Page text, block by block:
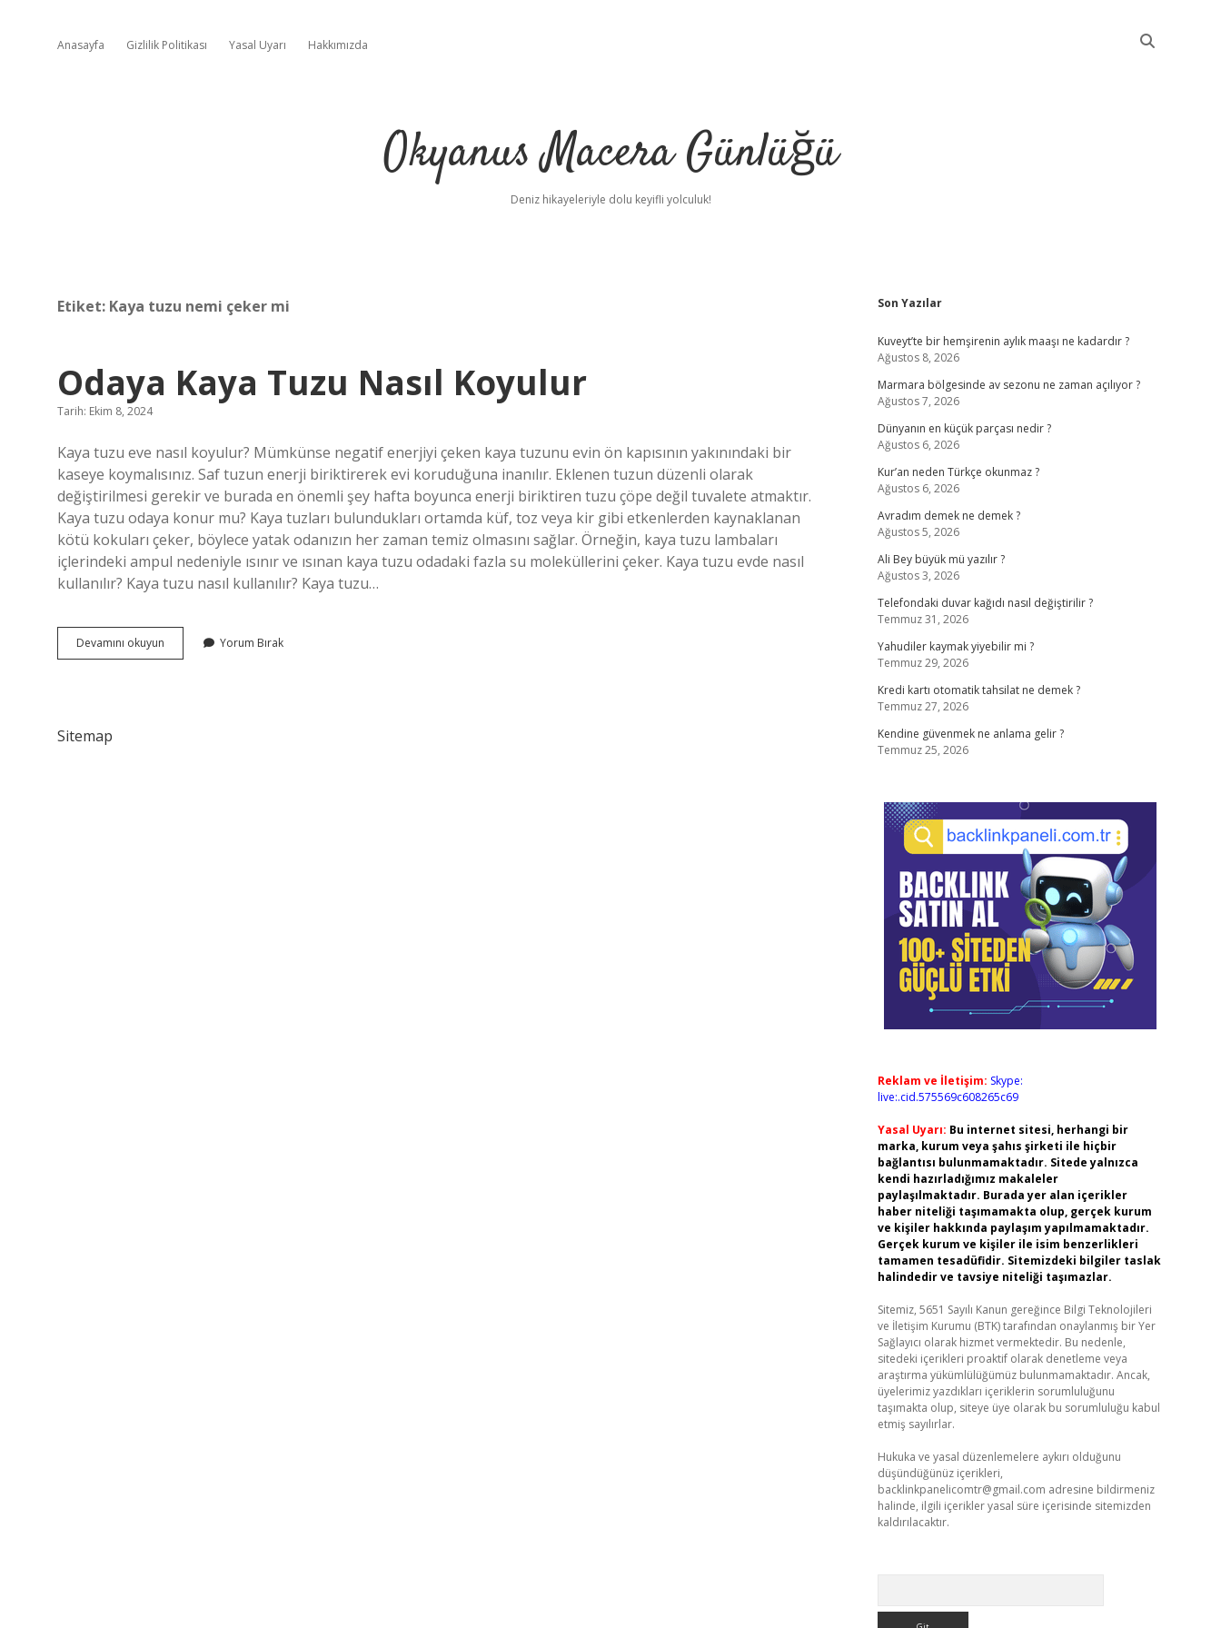
Anasayfa Gizlilik Politikası Yasal Uyarı Hakkımızda
Okyanus Macera Günlüğü
Deniz hikayeleriyle dolu keyifli yolculuk!
Etiket: Kaya tuzu nemi çeker mi
Odaya Kaya Tuzu Nasıl Koyulur
Tarih: Ekim 8, 2024
Kaya tuzu eve nasıl koyulur? Mümkünse negatif enerjiyi çeken kaya tuzunu evin ön kapısının yakınındaki bir
kaseye koymalısınız. Saf tuzun enerji biriktirerek evi koruduğuna inanılır. Eklenen tuzun düzenli olarak
değiştirilmesi gerekir ve burada en önemli şey hafta boyunca enerji biriktiren tuzu çöpe değil tuvalete atmaktır.
Kaya tuzu odaya konur mu? Kaya tuzları bulundukları ortamda küf, toz veya kir gibi etkenlerden kaynaklanan
kötü kokuları çeker, böylece yatak odanızın her zaman temiz olmasını sağlar. Örneğin, kaya tuzu lambaları
içlerindeki ampul nedeniyle ısınır ve ısınan kaya tuzu odadaki fazla su moleküllerini çeker. Kaya tuzu evde nasıl
kullanılır? Kaya tuzu nasıl kullanılır? Kaya tuzu…
Devamını okuyun
Kaya
Yorum Bırak
Sitemap
Sidebar
Son Yazılar
Kuveyt’te bir hemşirenin aylık maaşı ne kadardır ?
Ağustos 8, 2026
Marmara bölgesinde av sezonu ne zaman açılıyor ?
Ağustos 7, 2026
Dünyanın en küçük parçası nedir ?
Ağustos 6, 2026
Kur’an neden Türkçe okunmaz ?
Ağustos 6, 2026
Avradım demek ne demek ?
Ağustos 5, 2026
Ali Bey büyük mü yazılır ?
Ağustos 3, 2026
Telefondaki duvar kağıdı nasıl değiştirilir ?
Temmuz 31, 2026
Yahudiler kaymak yiyebilir mi ?
Temmuz 29, 2026
Kredi kartı otomatik tahsilat ne demek ?
Temmuz 27, 2026
Kendine güvenmek ne anlama gelir ?
Temmuz 25, 2026
Reklam ve İletişim: Skype:
live:.cid.575569c608265c69
Yasal Uyarı: Bu internet sitesi, herhangi bir
marka, kurum veya şahıs şirketi ile hiçbir
bağlantısı bulunmamaktadır. Sitede yalnızca
kendi hazırladığımız makaleler
paylaşılmaktadır. Burada yer alan içerikler
haber niteliği taşımamakta olup, gerçek kurum
ve kişiler hakkında paylaşım yapılmamaktadır.
Gerçek kurum ve kişiler ile isim benzerlikleri
tamamen tesadüfidir. Sitemizdeki bilgiler taslak
halindedir ve tavsiye niteliği taşımazlar.
Sitemiz, 5651 Sayılı Kanun gereğince Bilgi Teknolojileri
ve İletişim Kurumu (BTK) tarafından onaylanmış bir Yer
Sağlayıcı olarak hizmet vermektedir. Bu nedenle,
sitedeki içerikleri proaktif olarak denetleme veya
araştırma yükümlülüğümüz bulunmamaktadır. Ancak,
üyelerimiz yazdıkları içeriklerin sorumluluğunu
taşımakta olup, siteye üye olarak bu sorumluluğu kabul
etmiş sayılırlar.
Hukuka ve yasal düzenlemelere aykırı olduğunu
düşündüğünüz içerikleri,
backlinkpanelicomtr@gmail.com adresine bildirmeniz
halinde, ilgili içerikler yasal süre içerisinde sitemizden
kaldırılacaktır.